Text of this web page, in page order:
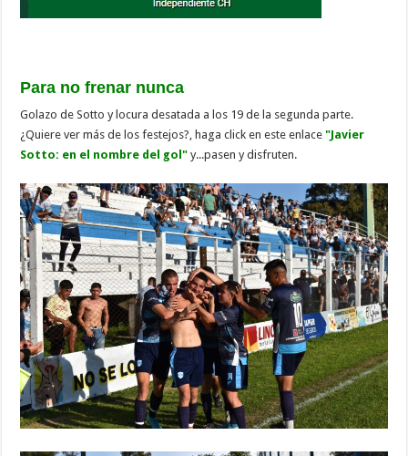
Para no frenar nunca
Golazo de Sotto y locura desatada a los 19 de la segunda parte.
¿Quiere ver más de los festejos?, haga click en este enlace"Javier
Sotto: en el nombre del gol" y...pasen y disfruten.